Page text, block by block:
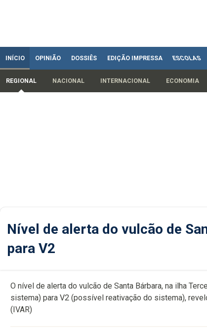
INÍCIO OPINIÃO DOSSIÊS EDIÇÃO IMPRESSA ESCOLAS
REGIONAL NACIONAL INTERNACIONAL ECONOMIA
Nível de alerta do vulcão de
para V2
O nível de alerta do vulcão de Santa Bárbara, na ilha
sistema) para V2 (possível reativação do sistema),
(IVAR)